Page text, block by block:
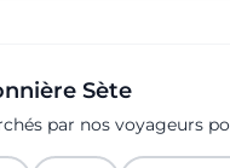
Sète
par nos voyageurs